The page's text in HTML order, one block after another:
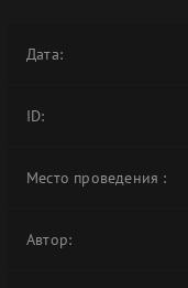
В АРХИВЕ
Дата:
ID:
Место проведения :
Автор: